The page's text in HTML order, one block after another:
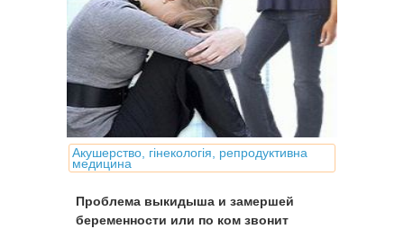
Акушерство, гінекологія, репродуктивна
медицина
Проблема выкидыша и замершей
беременности или по ком звонит